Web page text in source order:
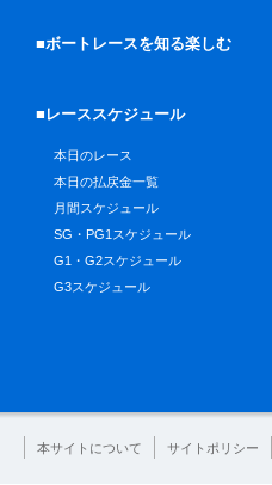
■ボートレースを知る楽しむ
■レーススケジュール
本日のレース
本日の払戻金一覧
月間スケジュール
SG・PG1スケジュール
G1・G2スケジュール
G3スケジュール
本サイトについて サイトポリシー